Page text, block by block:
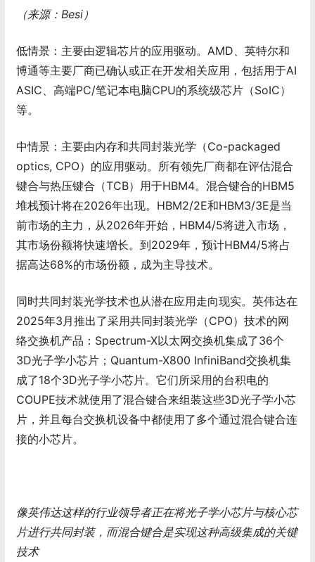
（来源：Besi）
低情景：主要由逻辑芯片的应用驱动。AMD、英特尔和
博通等主要厂商已确认或正在开发相关应用，包括用于AI
ASIC、高端PC/笔记本电脑CPU的系统级芯片（SoIC）
等。
中情景：主要由内存和共同封装光学（Co-packaged
optics, CPO）的应用驱动。所有领先厂商都在评估混合
键合与热压键合（TCB）用于HBM4。混合键合的HBM5
堆栈预计将在2026年出现。HBM2/2E和HBM3/3E是当
前市场的主力，从2026年开始，HBM4/5将进入市场，
其市场份额将快速增长。到2029年，预计HBM4/5将占
据高达68%的市场份额，成为主导技术。
同时共同封装光学技术也从潜在应用走向现实。英伟达在
2025年3月推出了采用共同封装光学（CPO）技术的网
络交换机产品：Spectrum-X以太网交换机集成了36个
3D光子学小芯片；Quantum-X800 InfiniBand交换机集
成了18个3D光子学小芯片。它们所采用的台积电的
COUPE技术就使用了混合键合来组装这些3D光子学小芯
片，并且每台交换机设备中都使用了多个通过混合键合连
接的小芯片。
像英伟达这样的行业领导者正在将光子学小芯片与核心芯
片进行共同封装，而混合键合是实现这种高级集成的关键
技术